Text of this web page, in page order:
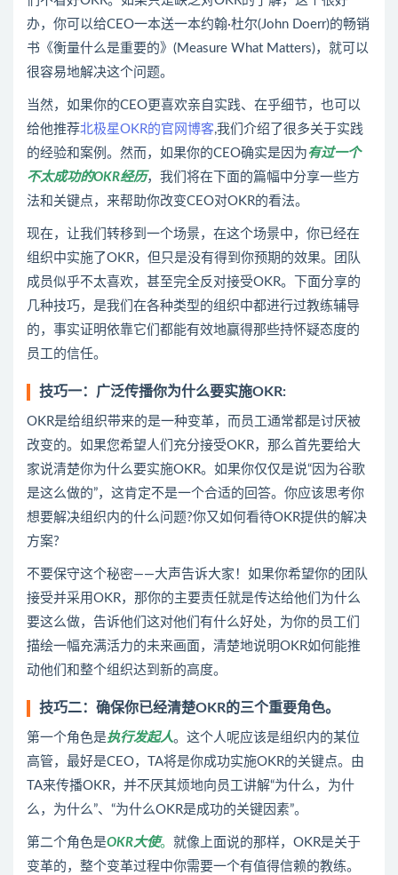
办，你可以给CEO一本送一本约翰·杜尔(John Doerr)的畅销
书《衡量什么是重要的》(Measure What Matters)，就可以
很容易地解决这个问题。
当然，如果你的CEO更喜欢亲自实践、在乎细节，也可以
给他推荐北极星OKR的官网博客,我们介绍了很多关于实践
的经验和案例。然而，如果你的CEO确实是因为有过一个
不太成功的OKR经历，我们将在下面的篇幅中分享一些方
法和关键点，来帮助你改变CEO对OKR的看法。
现在，让我们转移到一个场景，在这个场景中，你已经在
组织中实施了OKR，但只是没有得到你预期的效果。团队
成员似乎不太喜欢，甚至完全反对接受OKR。下面分享的
几种技巧，是我们在各种类型的组织中都进行过教练辅导
的，事实证明依靠它们都能有效地赢得那些持怀疑态度的
员工的信任。
技巧一：广泛传播你为什么要实施OKR:
OKR是给组织带来的是一种变革，而员工通常都是讨厌被
改变的。如果您希望人们充分接受OKR，那么首先要给大
家说清楚你为什么要实施OKR。如果你仅仅是说“因为谷歌
是这么做的”，这肯定不是一个合适的回答。你应该思考你
想要解决组织内的什么问题?你又如何看待OKR提供的解决
方案?
不要保守这个秘密——大声告诉大家！如果你希望你的团队
接受并采用OKR，那你的主要责任就是传达给他们为什么
要这么做，告诉他们这对他们有什么好处，为你的员工们
描绘一幅充满活力的未来画面，清楚地说明OKR如何能推
动他们和整个组织达到新的高度。
技巧二：确保你已经清楚OKR的三个重要角色。
第一个角色是执行发起人。这个人呢应该是组织内的某位
高管，最好是CEO，TA将是你成功实施OKR的关键点。由
TA来传播OKR，并不厌其烦地向员工讲解“为什么，为什
么，为什么”、“为什么OKR是成功的关键因素”。
第二个角色是OKR大使。 就像上面说的那样，OKR是关于
变革的，整个变革过程中你需要一个有值得信赖的教练。